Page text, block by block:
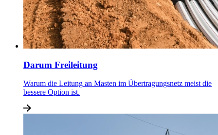
Darum Freileitung
Warum die Leitung an Masten im Übertragungsnetz meist die
bessere Option ist.